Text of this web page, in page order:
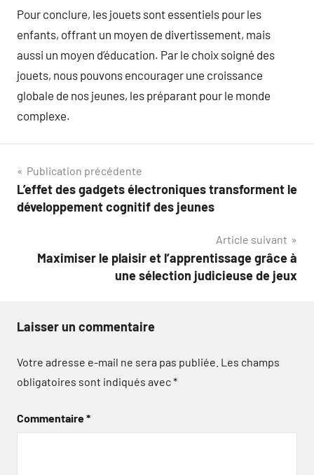
Pour conclure, les jouets sont essentiels pour les
enfants, offrant un moyen de divertissement, mais
aussi un moyen d’éducation. Par le choix soigné des
jouets, nous pouvons encourager une croissance
globale de nos jeunes, les préparant pour le monde
complexe.
Navigation
de
Publication précédente
L’effet des gadgets électroniques transforment le
développement cognitif des jeunes
Article suivant
Maximiser le plaisir et l’apprentissage grâce à
une sélection judicieuse de jeux
Laisser un commentaire
Votre adresse e-mail ne sera pas publiée. Les champs
obligatoires sont indiqués avec*
Commentaire*